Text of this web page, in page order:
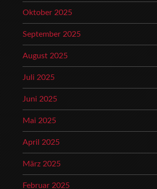
Oktober 2025
September 2025
August 2025
Juli 2025
Juni 2025
Mai 2025
April 2025
März 2025
Februar 2025